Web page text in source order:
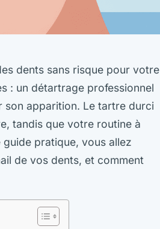
dents sans risque pour votre
: un détartrage professionnel
son apparition. Le tartre durci
tandis que votre routine à
pratique, vous allez
de vos dents, et comment